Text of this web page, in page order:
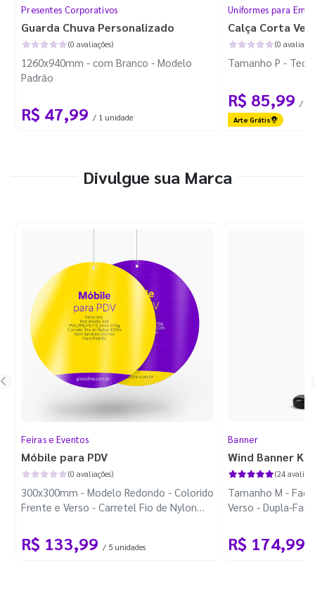
Presentes Corporativos
Guarda Chuva Personalizado
(0 avaliações)
1260x940mm - com Branco - Modelo
Padrão
R$ 47,99 / 1 unidade
Uniformes para
Calça Corta
(0
Tamanho P -
R$ 85,99 / 1
Arte Grátis
Divulgue sua Marca
Feiras e Eventos
Móbile para PDV
(0 avaliações)
300x300mm - Modelo Redondo - Colorido
Frente e Verso - Carretel Fio de Nylon
R$ 133,99 / 5 unidades
Banner
Wind Banner
(24
Tamanho M -
Verso - Dupla-
R$ 174,99